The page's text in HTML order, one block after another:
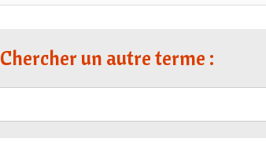
Chercher un autre terme :